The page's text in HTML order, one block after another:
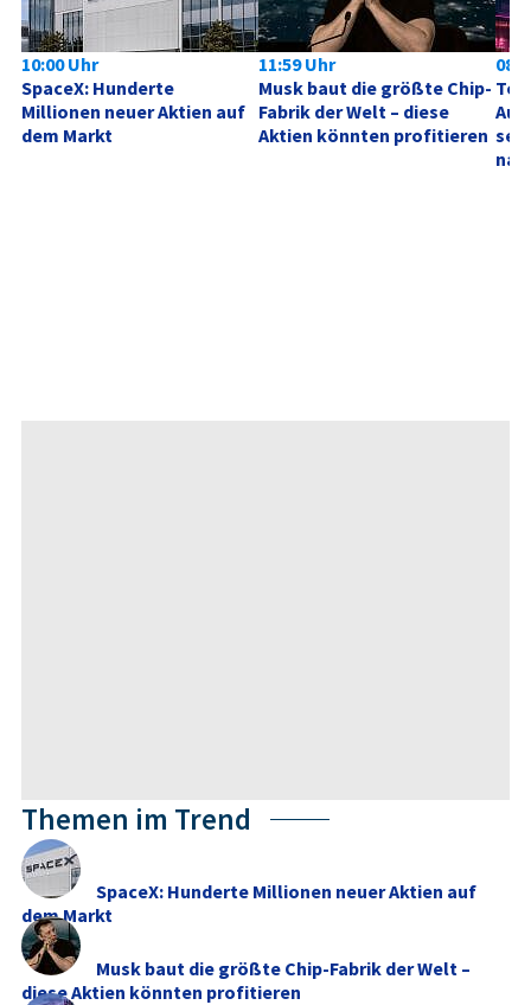
10:00 Uhr
SpaceX: Hunderte
Millionen neuer Aktien auf
dem Markt
11:59 Uhr
Musk baut die größte Chip-
Fabrik der Welt – diese
Aktien könnten profitieren
Themen im Trend
SpaceX: Hunderte Millionen neuer Aktien auf
dem Markt
Musk baut die größte Chip-Fabrik der Welt –
diese Aktien könnten profitieren